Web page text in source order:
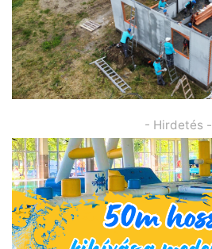
- Hirdetés -